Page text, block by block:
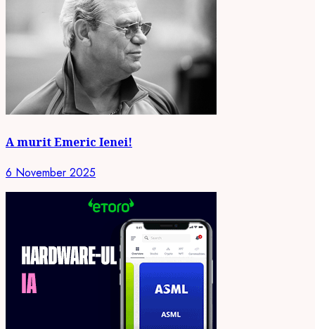
A murit Emeric Ienei!
6 November 2025